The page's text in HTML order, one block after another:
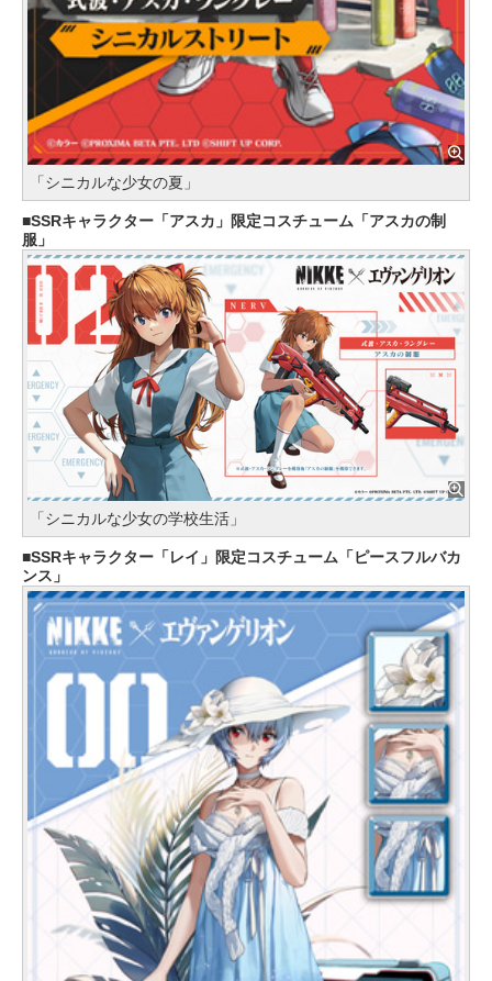
「シニカルな少女の夏」
SSRキャラクター「アスカ」限定コスチューム「アスカの制
服」
「シニカルな少女の学校生活」
SSRキャラクター「レイ」限定コスチューム「ピースフルバカ
ンス」